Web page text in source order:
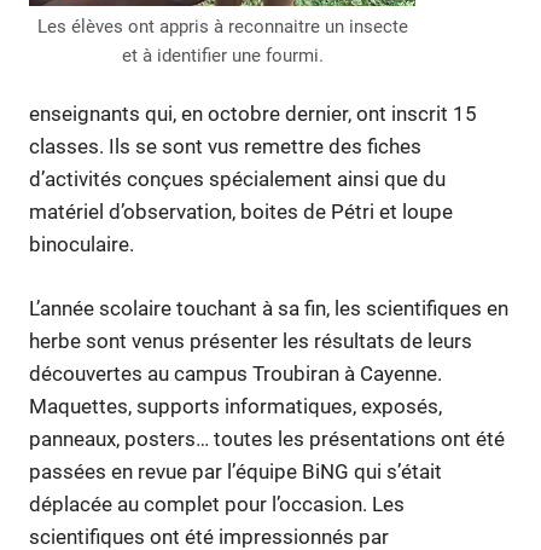
Les élèves ont appris à reconnaitre un insecte
et à identifier une fourmi.
enseignants qui, en octobre dernier, ont inscrit 15
classes. Ils se sont vus remettre des fiches
d’activités conçues spécialement ainsi que du
matériel d’observation, boites de Pétri et loupe
binoculaire.
L’année scolaire touchant à sa fin, les scientifiques en
herbe sont venus présenter les résultats de leurs
découvertes au campus Troubiran à Cayenne.
Maquettes, supports informatiques, exposés,
panneaux, posters… toutes les présentations ont été
passées en revue par l’équipe BiNG qui s’était
déplacée au complet pour l’occasion. Les
scientifiques ont été impressionnés par